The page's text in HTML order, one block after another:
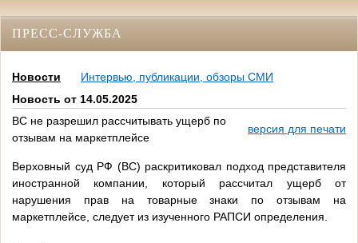
ПРЕСС-СЛУЖБА
Новости
Интервью, публикации, обзоры СМИ
Новость от 14.05.2025
ВС не разрешил рассчитывать ущерб по
отзывам на маркетплейсе
версия для печати
Верховный суд РФ (ВС) раскритиковал подход представителя
иностранной компании, который рассчитал ущерб от
нарушения прав на товарные знаки по отзывам на
маркетплейсе, следует из изученного РАПСИ определения.